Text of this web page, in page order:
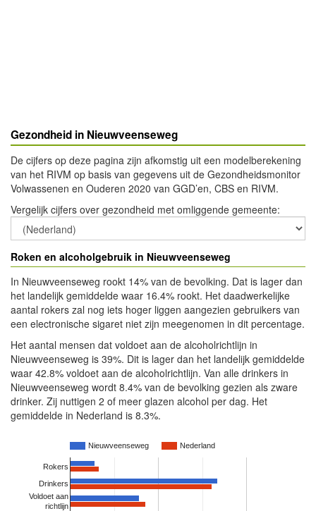
Gezondheid in Nieuwveenseweg
De cijfers op deze pagina zijn afkomstig uit een modelberekening
van het RIVM op basis van gegevens uit de Gezondheidsmonitor
Volwassenen en Ouderen 2020 van GGD’en, CBS en RIVM.
Vergelijk cijfers over gezondheid met omliggende gemeente:
Roken en alcoholgebruik in Nieuwveenseweg
In Nieuwveenseweg rookt 14% van de bevolking. Dat is lager dan
het landelijk gemiddelde waar 16.4% rookt. Het daadwerkelijke
aantal rokers zal nog iets hoger liggen aangezien gebruikers van
een electronische sigaret niet zijn meegenomen in dit percentage.
Het aantal mensen dat voldoet aan de alcoholrichtlijn in
Nieuwveenseweg is 39%. Dit is lager dan het landelijk gemiddelde
waar 42.8% voldoet aan de alcoholrichtlijn. Van alle drinkers in
Nieuwveenseweg wordt 8.4% van de bevolking gezien als zware
drinker. Zij nuttigen 2 of meer glazen alcohol per dag. Het
gemiddelde in Nederland is 8.3%.
Nieuwveenseweg Nederland
Rokers
Drinkers
Voldoet aan
richtlijn